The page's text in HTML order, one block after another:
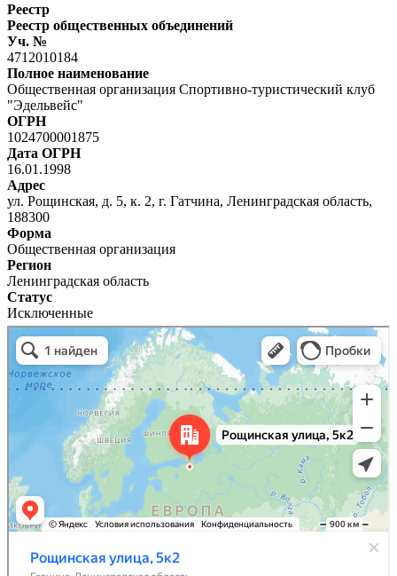
Реестр
Реестр общественных объединений
Уч. №
4712010184
Полное наименование
Общественная организация Спортивно-туристический клуб
"Эдельвейс"
ОГРН
1024700001875
Дата ОГРН
16.01.1998
Адрес
ул. Рощинская, д. 5, к. 2, г. Гатчина, Ленинградская область,
188300
Форма
Общественная организация
Регион
Ленинградская область
Статус
Исключенные